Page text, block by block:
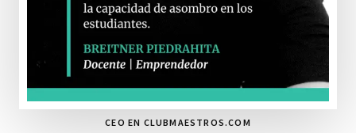
CEO EN CLUBMAESTROS.COM